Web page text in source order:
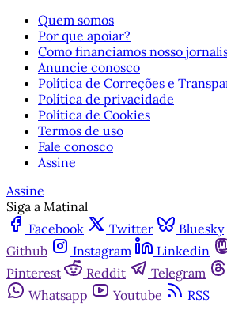
Quem somos
Por que apoiar?
Como financiamos nosso
Anuncie conosco
Política de Correções e
Política de privacidade
Política de Cookies
Termos de uso
Fale conosco
Assine
Assine
Siga a Matinal
Facebook
Twitter Bluesky
Github
Instagram Linkedin
Pinterest
Reddit Telegram
Whatsapp
Youtube
RSS